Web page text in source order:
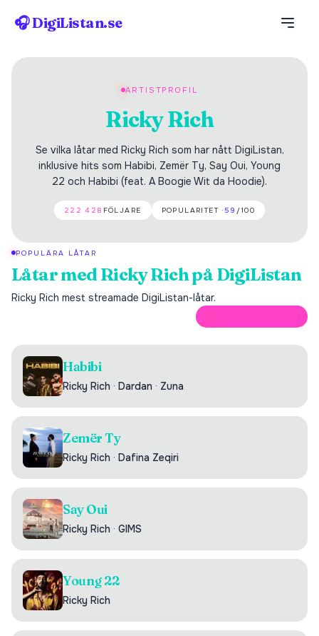
🎧 DigiListan.se
ARTISTPROFIL
Ricky Rich
Se vilka låtar med Ricky Rich som har nått DigiListan,
inklusive hits som Habibi, Zemër Ty, Say Oui, Young
22 och Habibi (feat. A Boogie Wit da Hoodie).
222 428 FÖLJARE POPULARITET · 59 /100
POPULÄRA LÅTAR
Låtar medRicky Richpå DigiListan
Ricky Rich mest streamade DigiListan-låtar.
Habibi
Ricky Rich · Dardan · Zuna
Zemër Ty
Ricky Rich · Dafina Zeqiri
Say Oui
Ricky Rich · GIMS
Young 22
Ricky Rich